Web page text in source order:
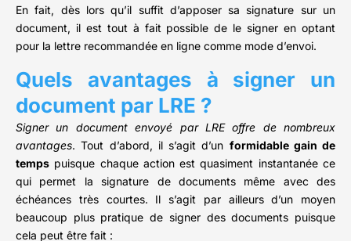
En fait, dès lors qu’il suffit d’apposer sa signature sur un
document, il est tout à fait possible de le signer en optant
pour la lettre recommandée en ligne comme mode d’envoi.
Quels avantages à signer un
document par LRE ?
Signer un document envoyé par LRE offre de nombreux
avantages. Tout d’abord, il s’agit d’un formidable gain de
temps puisque chaque action est quasiment instantanée ce
qui permet la signature de documents même avec des
échéances très courtes. Il s’agit par ailleurs d’un moyen
beaucoup plus pratique de signer des documents puisque
cela peut être fait :